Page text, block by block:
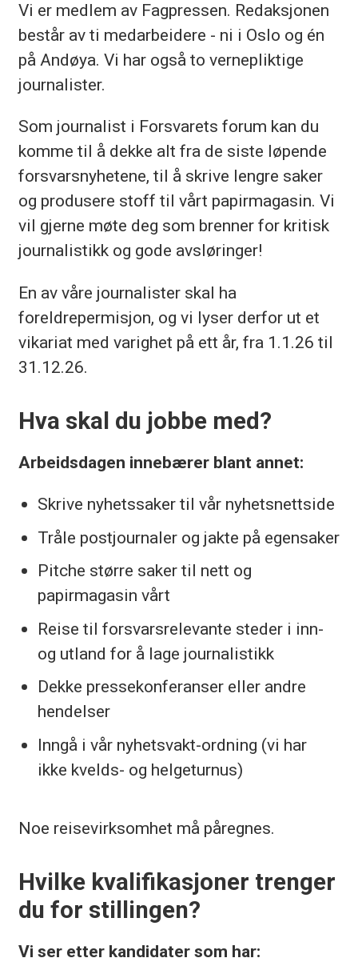
funksjonsevne . Vi vil sørge for
tilrettelegging på arbeidsplassen hvis
det er behov for dette. Noen av
helsekrav og krav til fysisk skikkethet.
I henhold til offentlighetsloven § 25
andre ledd kan opplysninger om
søkeren bli offentliggjort selv om
søkeren har anmodet om ikke å bli
regler for militære stillinger.
Forsvaret benytter elektronisk
søknadsbehandling. Attester og
Høyere utdanning gjennomført utenfor
Norge må være offentlig godkjent av
utdanning og kompetanse.
Godkjenningen må dokumenteres.
Les mer omjobb i Forsvaret.
Vi er medlem av Fagpressen. Redaksjonen
består av ti medarbeidere - ni i Oslo og én
på Andøya. Vi har også to vernepliktige
journalister.
Som journalist i Forsvarets forum kan du
komme til å dekke alt fra de siste løpende
forsvarsnyhetene, til å skrive lengre saker
og produsere stoff til vårt papirmagasin. Vi
vil gjerne møte deg som brenner for kritisk
journalistikk og gode avsløringer!
En av våre journalister skal ha
foreldrepermisjon, og vi lyser derfor ut et
vikariat med varighet på ett år, fra 1.1.26 til
31.12.26.
Hva skal du jobbe med?
Arbeidsdagen innebærer blant annet:
Skrive nyhetssaker til vår nyhetsnettside
Tråle postjournaler og jakte på egensaker
Pitche større saker til nett og
papirmagasin vårt
Reise til forsvarsrelevante steder i inn-
og utland for å lage journalistikk
Dekke pressekonferanser eller andre
hendelser
Inngå i vår nyhetsvakt-ordning (vi har
ikke kvelds- og helgeturnus)
Noe reisevirksomhet må påregnes.
Hvilke kvalifikasjoner trenger
du for stillingen?
Vi ser etter kandidater som har: